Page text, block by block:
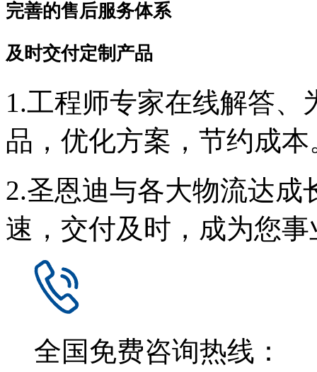
完善的售后服务体系
及时交付定制产品
1.工程师专家在线解答
品，优化方案，节约成本
2.圣恩迪与各大物流达成
速，交付及时，成为您
全国免费咨询热线：